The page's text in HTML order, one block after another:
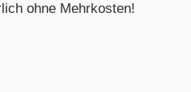
ohne Mehrkosten!